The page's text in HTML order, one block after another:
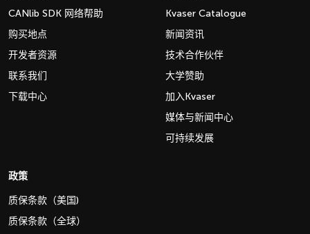
CANlib SDK 网络帮助
购买地点
开发者资源
联系我们
下载中心
Kvaser Catalogue
新闻资讯
技术合作伙伴
大学赞助
加入Kvaser
媒体与新闻中心
可持续发展
政策
质保条款（美国)
质保条款（全球）